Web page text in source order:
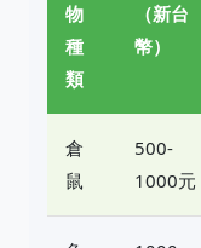
物
種
類
（新台
幣）
倉
鼠
500-
1000元